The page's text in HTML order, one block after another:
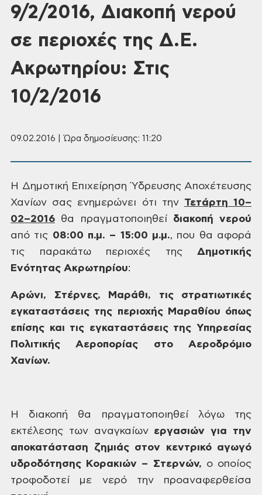
9/2/2016, Διακοπή νερού
σε περιοχές της Δ.Ε.
Ακρωτηρίου: Στις
10/2/2016
09.02.2016 | Ώρα δημοσίευσης: 11:20
Η Δημοτική Επιχείρηση Ύδρευσης Αποχέτευσης
Χανίων σας ενημερώνει ότι την Τετάρτη 10–
02–2016 θα πραγματοποιηθεί διακοπή νερού
από τις 08:00 π.μ. – 15:00 μ.μ., που θα αφορά
τις παρακάτω περιοχές τηςΔημοτικής
Ενότητας Ακρωτηρίου:
Αρώνι, Στέρνες, Μαράθι, τις στρατιωτικές
εγκαταστάσεις της περιοχής Μαραθίου όπως
επίσης και τις εγκαταστάσεις της Υπηρεσίας
Πολιτικής Αεροπορίας στοΑεροδρόμιο
Χανίων.
Η διακοπή θα πραγματοποιηθεί λόγω της
εκτέλεσης των αναγκαίων εργασιών για την
αποκατάσταση ζημιάς στον κεντρικόαγωγό
υδροδότησης Κορακιών – Στερνών, ο οποίος
τροφοδοτεί με νερό την προαναφερθείσα